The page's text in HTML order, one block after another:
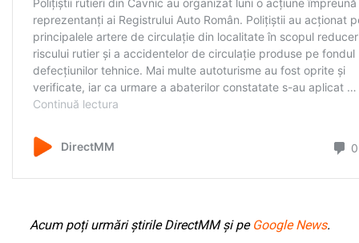
Acum poți urmări știrile DirectMM și pe Google News.